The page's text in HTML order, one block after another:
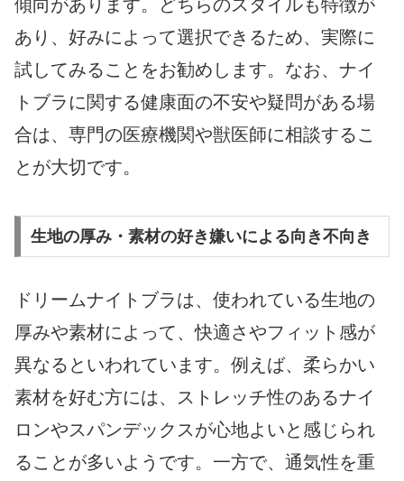
傾向があります。どちらのスタイルも特徴が
あり、好みによって選択できるため、実際に
試してみることをお勧めします。なお、ナイ
トブラに関する健康面の不安や疑問がある場
合は、専門の医療機関や獣医師に相談するこ
とが大切です。
生地の厚み・素材の好き嫌いによる向き不向き
ドリームナイトブラは、使われている生地の
厚みや素材によって、快適さやフィット感が
異なるといわれています。例えば、柔らかい
素材を好む方には、ストレッチ性のあるナイ
ロンやスパンデックスが心地よいと感じられ
ることが多いようです。一方で、通気性を重